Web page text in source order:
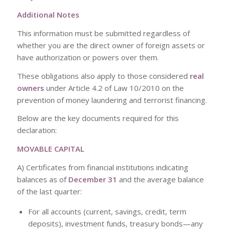
Additional Notes
This information must be submitted regardless of
whether you are the direct owner of foreign assets or
have authorization or powers over them.
These obligations also apply to those considered real
owners under Article 4.2 of Law 10/2010 on the
prevention of money laundering and terrorist financing.
Below are the key documents required for this
declaration:
MOVABLE CAPITAL
A) Certificates from financial institutions indicating
balances as of December 31 and the average balance
of the last quarter:
For all accounts (current, savings, credit, term
deposits), investment funds, treasury bonds—any